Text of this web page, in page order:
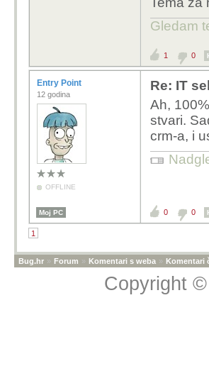
Gledam
1 0
Entry Point
12 godina
OFFLINE
Re: IT
Ah,
stvari.
crm-a, i
Moj PC 0 0
1
Bug.hr » Forum » Komentari s weba » Komentari
Copyright